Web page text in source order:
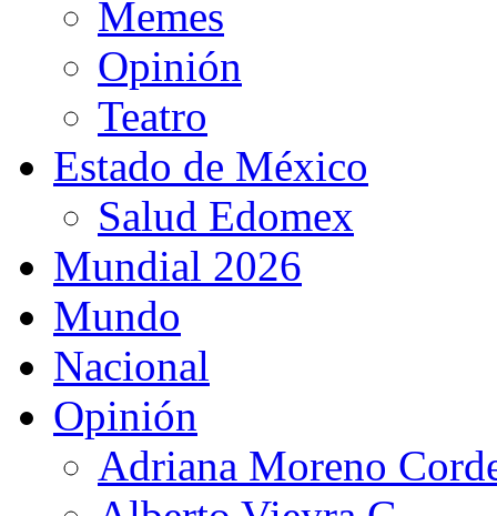
Memes
Opinión
Teatro
Estado de México
Salud Edomex
Mundial 2026
Mundo
Nacional
Opinión
Adriana Moreno